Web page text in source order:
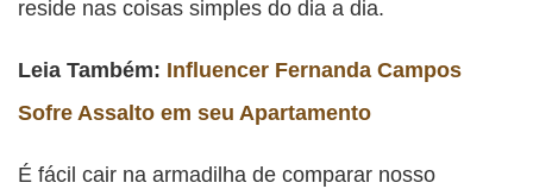
reside nas coisas simples do dia a dia.
Leia Também: Influencer Fernanda Campos
Sofre Assalto em seu Apartamento
É fácil cair na armadilha de comparar nosso